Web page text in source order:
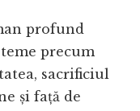
profund
precum
sacrificiul
și față de